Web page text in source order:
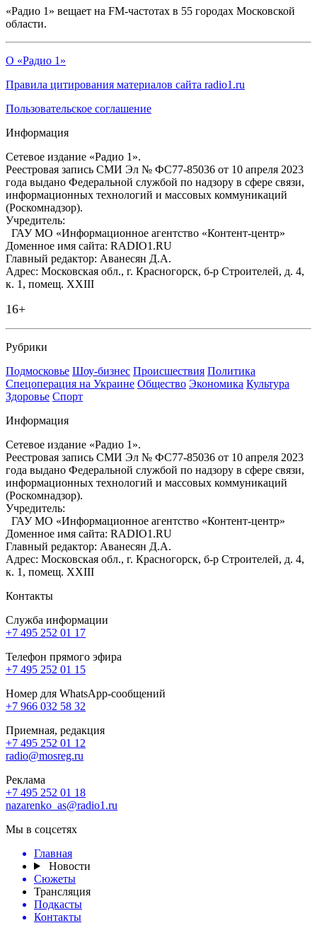
«Радио 1» вещает на FM-частотах в 55 городах Московской
области.
О «Радио 1»
Правила цитирования материалов сайта radio1.ru
Пользовательское соглашение
Информация
Сетевое издание «Радио 1».
Реестровая запись СМИ Эл № ФС77-85036 от 10 апреля 2023
года выдано Федеральной службой по надзору в сфере связи,
информационных технологий и массовых коммуникаций
(Роскомнадзор).
Учредитель:
ГАУ МО «Информационное агентство «Контент-центр»
Доменное имя сайта: RADIO1.RU
Главный редактор: Аванесян Д.А.
Адрес: Московская обл., г. Красногорск, б-р Строителей, д. 4,
к. 1, помещ. XXIII
16+
Рубрики
Подмосковье Шоу-бизнес Происшествия Политика
Спецоперация на Украине Общество Экономика Культура
Здоровье Спорт
Информация
Сетевое издание «Радио 1».
Реестровая запись СМИ Эл № ФС77-85036 от 10 апреля 2023
года выдано Федеральной службой по надзору в сфере связи,
информационных технологий и массовых коммуникаций
(Роскомнадзор).
Учредитель:
ГАУ МО «Информационное агентство «Контент-центр»
Доменное имя сайта: RADIO1.RU
Главный редактор: Аванесян Д.А.
Адрес: Московская обл., г. Красногорск, б-р Строителей, д. 4,
к. 1, помещ. XXIII
Контакты
Служба информации
+7 495 252 01 17
Телефон прямого эфира
+7 495 252 01 15
Номер для WhatsApp-сообщений
+7 966 032 58 32
Приемная, редакция
+7 495 252 01 12
radio@mosreg.ru
Реклама
+7 495 252 01 18
nazarenko_as@radio1.ru
Мы в соцсетях
Главная
Новости
Сюжеты
Трансляция
Подкасты
Контакты